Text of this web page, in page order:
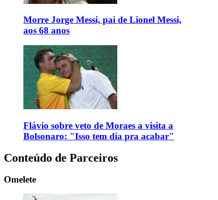
Morre Jorge Messi, pai de Lionel Messi,
aos 68 anos
Flávio sobre veto de Moraes a visita a
Bolsonaro: "Isso tem dia pra acabar"
Conteúdo de Parceiros
Omelete